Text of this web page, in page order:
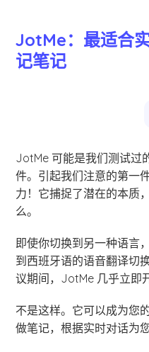
JotMe：最适合
记笔记
JotMe 可能是我们测试过
件。引起我们注意的第一
力！它捕捉了潜在的本质
么。
即使你切换到另一种语言
到西班牙语的语音翻译切
议期间，JotMe 几乎立即
不是这样。它可以成为您
做笔记，根据实时对话为